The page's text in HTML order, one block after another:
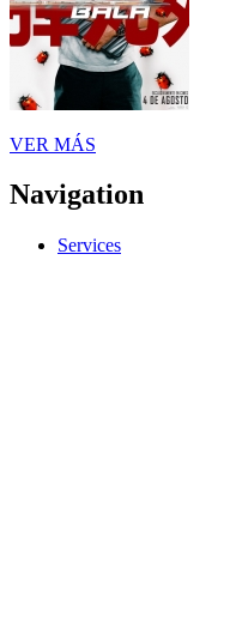
VER MÁS
Navigation
Services